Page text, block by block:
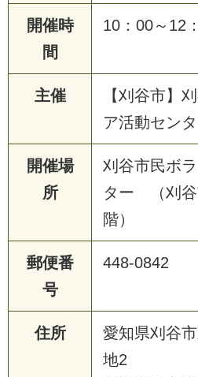
開催時
間
10：00～12
主催
【刈谷市】
ア活動セン
開催場
所
刈谷市民ボ
ター （刈谷
階）
郵便番
号
448-0842
住所
愛知県刈谷
地2